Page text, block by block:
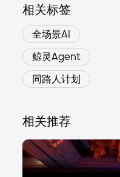
相关标签
全场景AI
鲸灵Agent
同路人计划
相关推荐